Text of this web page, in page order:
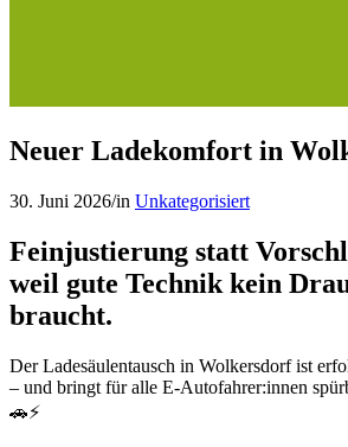
Neuer Ladekomfort in
30. Juni 2026/in Unkategorisiert
Feinjustierung statt
weil gute Technik kein
braucht.
Der Ladesäulentausch in Wolkersdorf ist
– und bringt für alle E-Autofahrer:innen
🚗⚡